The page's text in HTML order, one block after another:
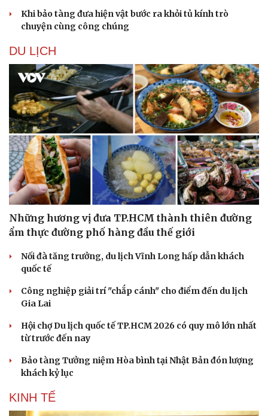
Văn hóa
Văn học
Âm nhạc
Di sản
Thời trang
Khi bảo tàng đưa hiện vật bước ra khỏi tủ kính trò
chuyện cùng công chúng
DU LỊCH
Những hương vị đưa TP.HCM thành thiên đường
ẩm thực đường phố hàng đầu thế giới
Nối đà tăng trưởng, du lịch Vĩnh Long hấp dẫn khách
quốc tế
Công nghiệp giải trí "chắp cánh" cho điểm đến du lịch
Gia Lai
Hội chợ Du lịch quốc tế TP.HCM 2026 có quy mô lớn nhất
từ trước đến nay
Bảo tàng Tưởng niệm Hòa bình tại Nhật Bản đón lượng
khách kỷ lục
KINH TẾ